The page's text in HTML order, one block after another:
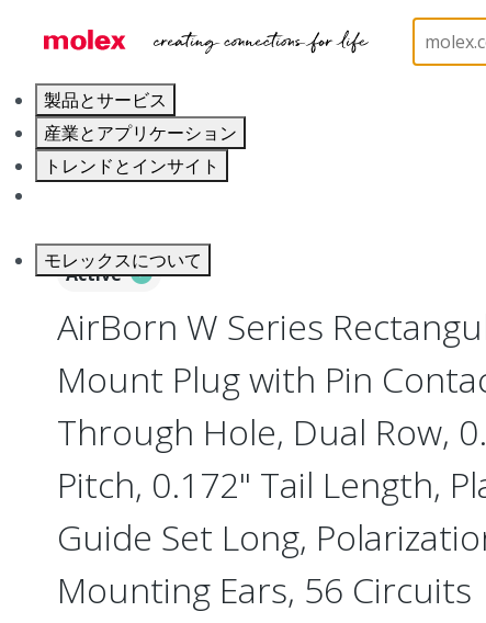
製品とサービス
産業とアプリケーション
トレンドとインサイト
モレックスについて
Board-to-Board Connectors
Active
AirBorn W Series
Mount Plug with Pin
Through Hole, Dual Row,
Pitch, 0.172" Tail Length,
Guide Set Long,
Mounting Ears, 56 Circuits